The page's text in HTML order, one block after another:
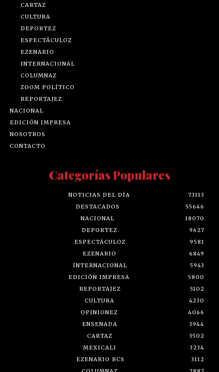
CARTAZ
CULTURA
DEPORTEZ
ESPECTÁCULOZ
EZENARIO
INTERNACIONAL
COLUMNAZ
ZOOM POLÍTICO
REPORTAJEZ
NACIONAL
EDICIÓN IMPRESA
NOSOTROS
CONTACTO
Categorías Populares
NOTICIAS DEL DÍA
73113
DESTACADOS
55646
NACIONAL
18070
DEPORTEZ
9627
ESPECTÁCULOZ
9581
EZENARIO
6849
INTERNACIONAL
5943
EDICIÓN IMPRESA
5800
REPORTAJEZ
5102
CULTURA
4230
OPINIONEZ
4066
ENSENADA
3944
CARTAZ
3502
MEXICALI
3234
EZENARIO BCS
3112